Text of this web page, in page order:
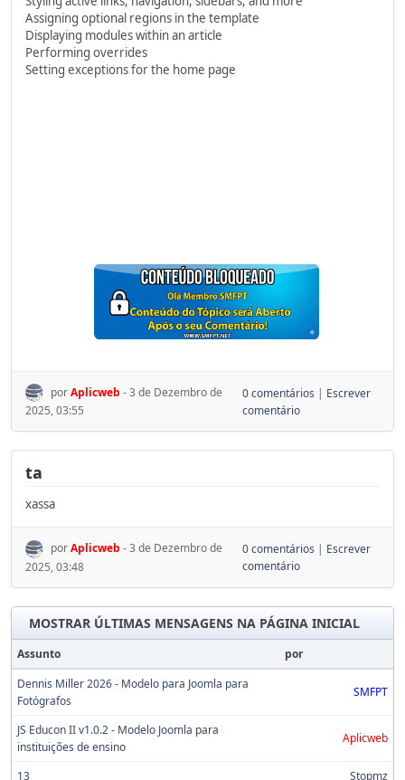
Assigning optional regions in the template
Displaying modules within an article
Performing overrides
Setting exceptions for the home page
porAplicweb - 3 de Dezembro de
2025, 03:55
0 comentários | Escrever
comentário
ta
xassa
porAplicweb - 3 de Dezembro de
2025, 03:48
0 comentários | Escrever
comentário
MOSTRAR ÚLTIMAS MENSAGENS NA PÁGINA INICIAL
Assunto
por
Dennis Miller 2026 - Modelo para Joomla para
Fotógrafos
SMFPT
JS Educon II v1.0.2 - Modelo Joomla para
instituições de ensino
Aplicweb
13 Stopmz